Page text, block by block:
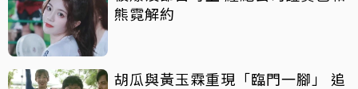
熊霓解約
胡瓜與黃玉霖重現「臨門一腳」 追